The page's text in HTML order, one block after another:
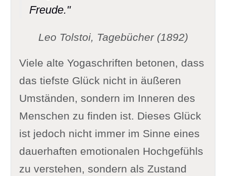
Freude."
Leo Tolstoi, Tagebücher (1892)
Viele alte Yogaschriften betonen, dass
das tiefste Glück nicht in äußeren
Umständen, sondern im Inneren des
Menschen zu finden ist. Dieses Glück
ist jedoch nicht immer im Sinne eines
dauerhaften emotionalen Hochgefühls
zu verstehen, sondern als Zustand